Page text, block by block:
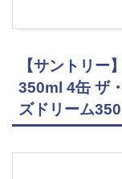
【サントリー
350ml 4缶 ザ
ズドリーム